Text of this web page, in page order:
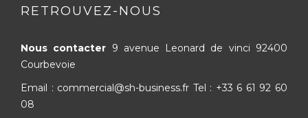
RETROUVEZ-NOUS
Nous contacter 9 avenue Leonard de vinci 92400
Courbevoie
Email : commercial@sh-business.fr Tel : +33 6 61 92 60
08